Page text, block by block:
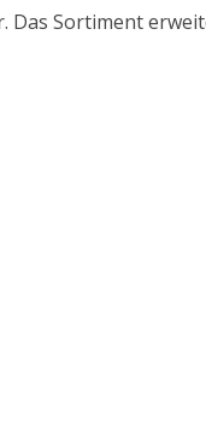
Das Sortiment